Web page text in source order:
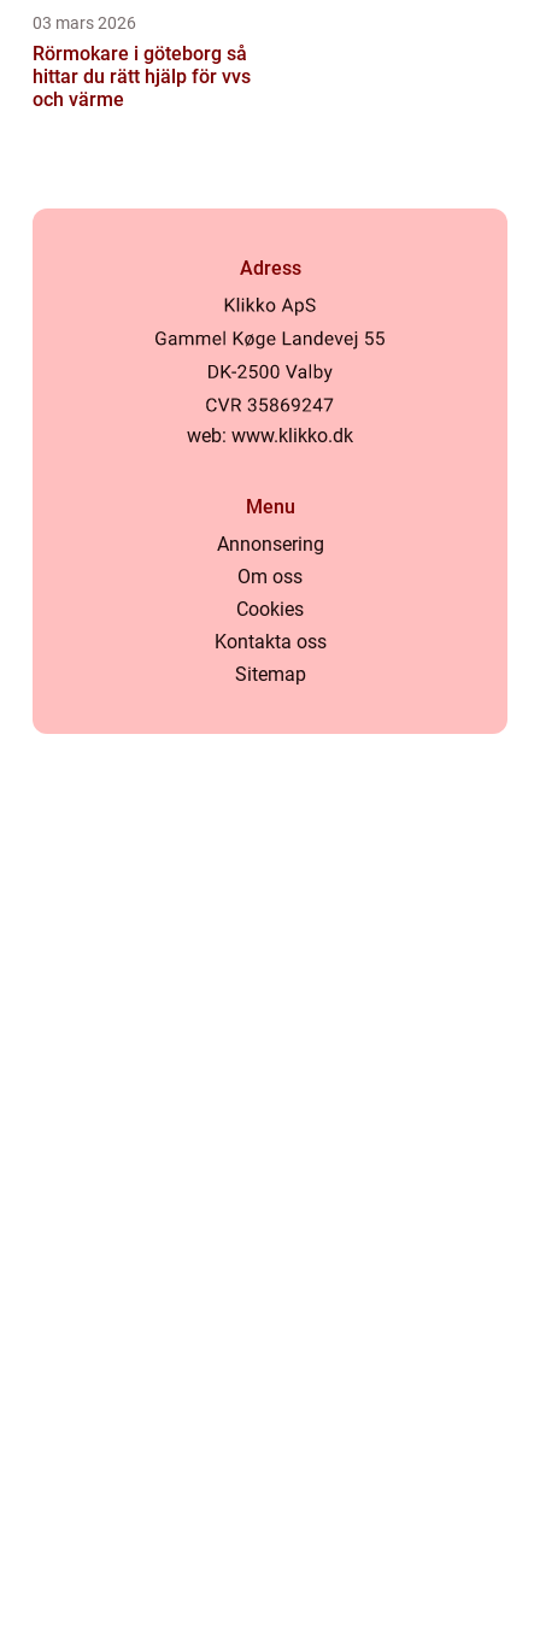
03 mars 2026
Rörmokare i göteborg så
hittar du rätt hjälp för vvs
och värme
Adress
web: www.klikko.dk
Menu
Annonsering
Om oss
Cookies
Kontakta oss
Sitemap